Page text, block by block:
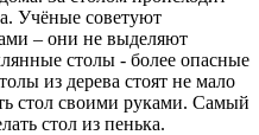
Учёные советуют
– они не выделяют
столы - более опасные
из дерева стоят не мало
стол своими руками. Самый
стол из пенька.